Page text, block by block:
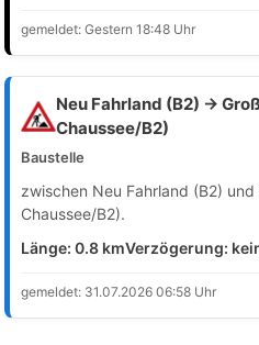
gemeldet: Gestern 18:48 Uhr
Neu Fahrland (B2) →
Chaussee/B2)
Baustelle
zwischen Neu Fahrland (B2)
Chaussee/B2).
Länge: 0.8 kmVerzögerung:
gemeldet: 31.07.2026 06:58 Uhr